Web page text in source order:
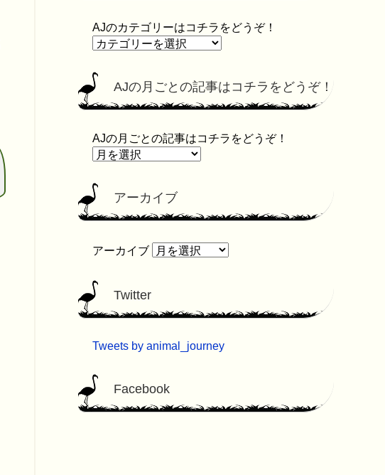
AJのカテゴリーはコチラをどうぞ！
AJの月ごとの記事はコチラをどうぞ！
AJの月ごとの記事はコチラをどうぞ！
アーカイブ
アーカイブ
Twitter
Tweets by animal_journey
Facebook